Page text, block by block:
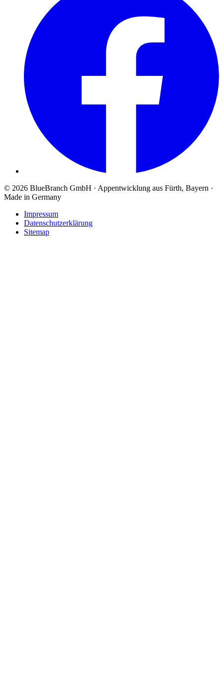
© 2026 BlueBranch GmbH · Appentwicklung aus Fürth, Bayern ·
Made in Germany
Impressum
Datenschutzerklärung
Sitemap